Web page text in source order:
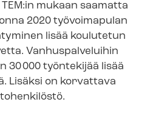
mukaan saamatta
2020 työvoimapulan
lisää koulutetun
Vanhuspalveluihin
30 000 työntekijää lisää
Lisäksi on korvattava